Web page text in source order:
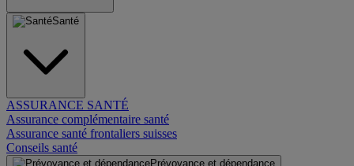
Santé
ASSURANCE SANTÉ
Assurance complémentaire santé
Assurance santé frontaliers suisses
Conseils santé
Prévoyance et dépendance